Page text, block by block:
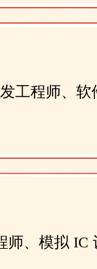
工程师、
、模拟 IC